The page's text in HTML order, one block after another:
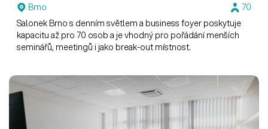
Brno
70
Salonek Brno s denním světlem a business foyer poskytuje
kapacitu až pro 70 osob a je vhodný pro pořádání menších
seminářů, meetingů i jako break-out místnost.